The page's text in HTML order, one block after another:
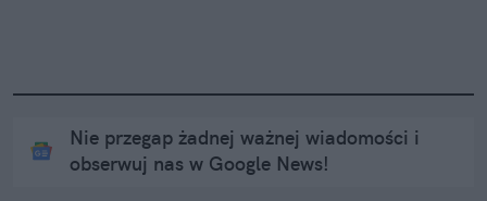
Nie przegap żadnej ważnej wiadomości i
obserwuj nas w Google News!